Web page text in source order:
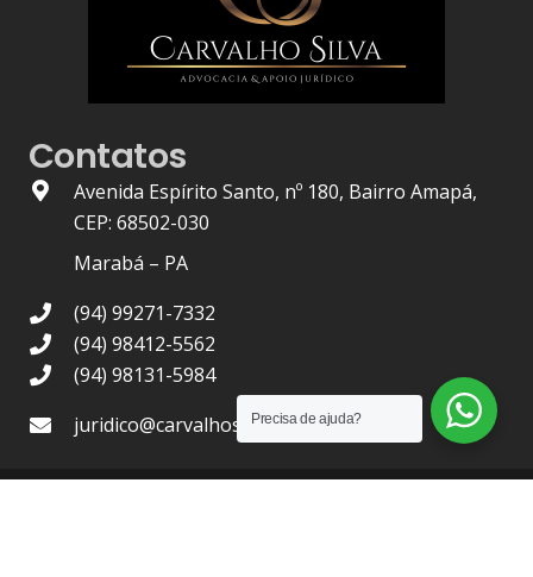
Contatos
Avenida Espírito Santo, nº 180, Bairro Amapá,
CEP: 68502-030
Marabá – PA
(94) 99271-7332
(94) 98412-5562
(94) 98131-5984
juridico@carvalhosilva.com.br
Precisa de ajuda?